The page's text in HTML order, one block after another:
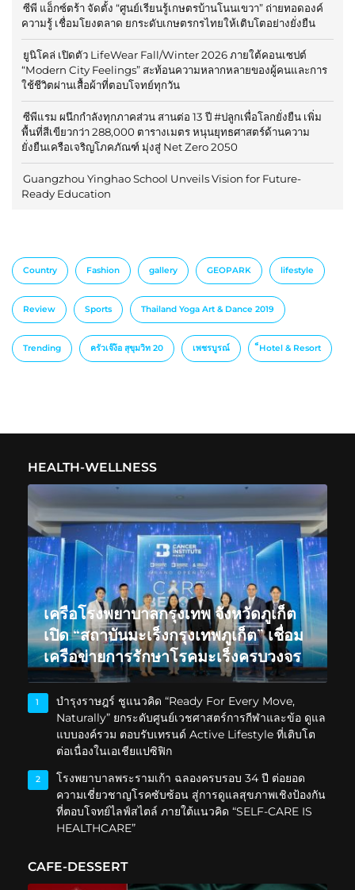
ซีพี แอ็กซ์ตร้า จัดตั้ง “ศูนย์เรียนรู้เกษตรบ้านโนนเขวา” ถ่ายทอดองค์
ความรู้ เชื่อมโยงตลาด ยกระดับเกษตรกรไทยให้เติบโตอย่างยั่งยืน
ยูนิโคล่ เปิดตัว LifeWear Fall/Winter 2026 ภายใต้คอนเซปต์
“Modern City Feelings” สะท้อนความหลากหลายของผู้คนและการ
ใช้ชีวิตผ่านเสื้อผ้าที่ตอบโจทย์ทุกวัน
ซีพีแรม ผนึกกำลังทุกภาคส่วน สานต่อ 13 ปี #ปลูกเพื่อโลกยั่งยืน เพิ่ม
พื้นที่สีเขียวกว่า 288,000 ตารางเมตร หนุนยุทธศาสตร์ด้านความ
ยั่งยืนเครือเจริญโภคภัณฑ์ มุ่งสู่ Net Zero 2050
Guangzhou Yinghao School Unveils Vision for Future-
Ready Education
Country Fashion gallery GEOPARK lifestyle
Review Sports Thailand Yoga Art & Dance 2019
Trending ครัวเจ๊ง้อ สุขุมวิท 20 เพชรบูรณ์ ็Hotel & Resort
HEALTH-WELLNESS
เครือโรงพยาบาลกรุงเทพ จังหวัดภูเก็ต
เปิด “สถาบันมะเร็งกรุงเทพภูเก็ต” เชื่อม
เครือข่ายการรักษาโรคมะเร็งครบวงจร
1
บำรุงราษฎร์ ชูแนวคิด “Ready For Every Move,
Naturally” ยกระดับศูนย์เวชศาสตร์การกีฬาและข้อ ดูแล
แบบองค์รวม ตอบรับเทรนด์ Active Lifestyle ที่เติบโต
ต่อเนื่องในเอเชียแปซิฟิก
2
โรงพยาบาลพระรามเก้า ฉลองครบรอบ 34 ปี ต่อยอด
ความเชี่ยวชาญโรคซับซ้อน สู่การดูแลสุขภาพเชิงป้องกัน
ที่ตอบโจทย์ไลฟ์สไตล์ ภายใต้แนวคิด “SELF-CARE IS
HEALTHCARE”
CAFE-DESSERT